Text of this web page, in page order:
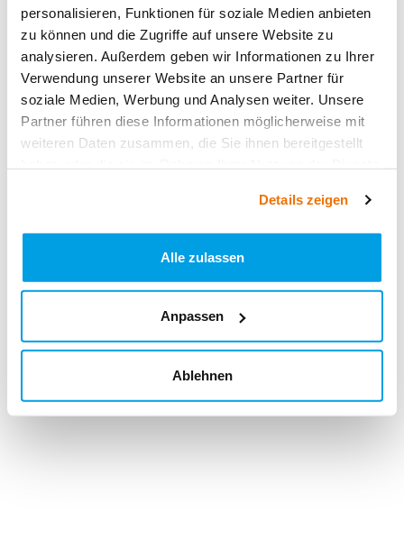
personalisieren, Funktionen für soziale Medien anbieten
zu können und die Zugriffe auf unsere Website zu
analysieren. Außerdem geben wir Informationen zu Ihrer
Verwendung unserer Website an unsere Partner für
soziale Medien, Werbung und Analysen weiter. Unsere
Partner führen diese Informationen möglicherweise mit
weiteren Daten zusammen, die Sie ihnen bereitgestellt
Details zeigen
Alle zulassen
Anpassen
Ablehnen